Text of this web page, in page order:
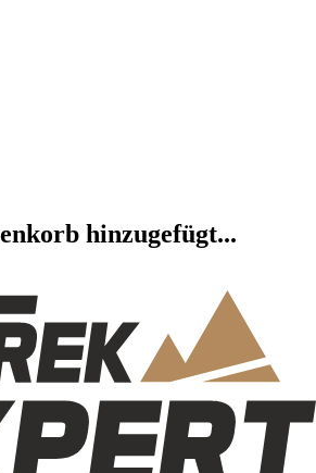
hinzugefügt...